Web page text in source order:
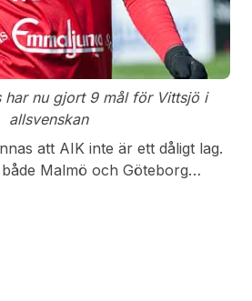
har nu gjort 9 mål för Vittsjö i
allsvenskan
att AIK inte är ett dåligt lag.
Malmö och Göteborg
våra Vittsjötjejer uträttade under